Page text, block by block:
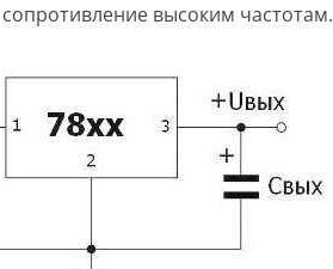
высоким частотам.